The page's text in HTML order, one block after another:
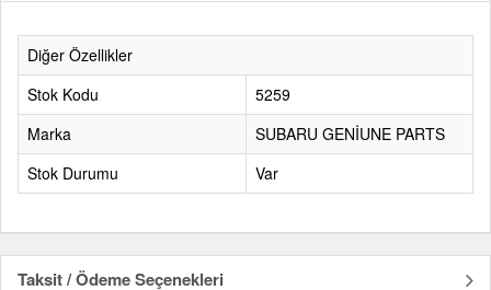
Diğer Özellikler
Stok Kodu
5259
Marka
SUBARU GENİUNE PARTS
Stok Durumu
Var
Taksit / Ödeme Seçenekleri